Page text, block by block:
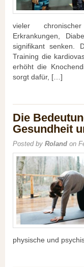
vieler
Erkrankungen,
signifikant senken.
Training die
erhöht die
sorgt dafür, […]
Die
Gesundheit
Posted by Roland on
physische und